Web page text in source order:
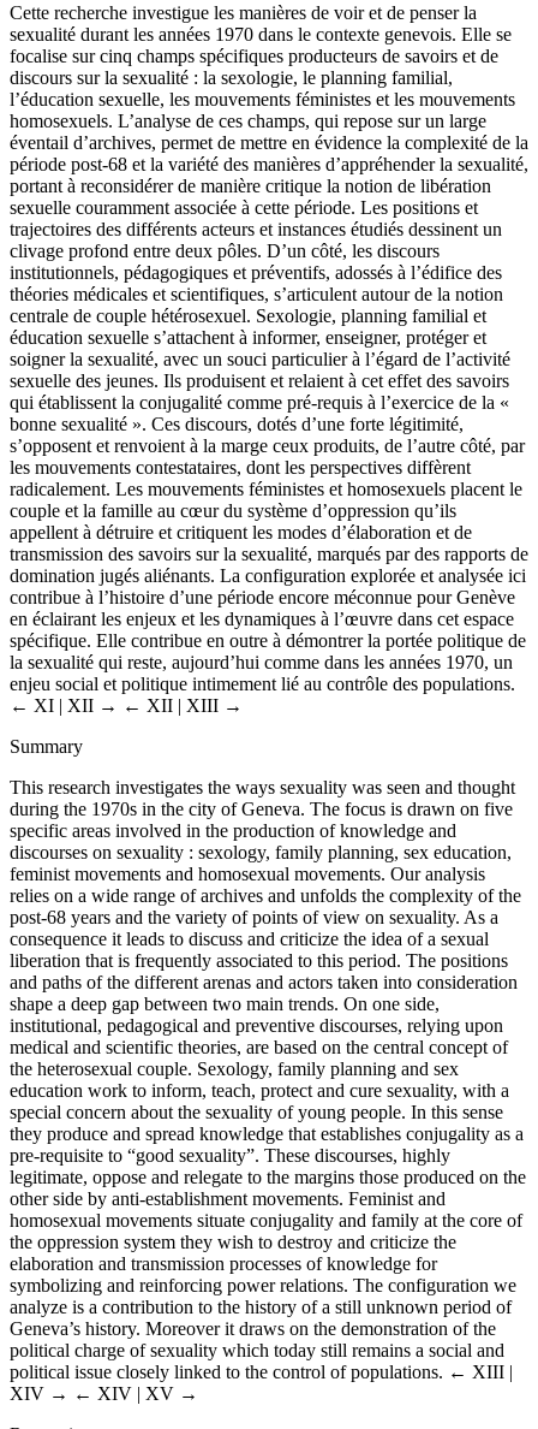
Cette recherche investigue les manières de voir et de penser la
sexualité durant les années 1970 dans le contexte genevois. Elle se
focalise sur cinq champs spécifiques producteurs de savoirs et de
discours sur la sexualité : la sexologie, le planning familial,
l’éducation sexuelle, les mouvements féministes et les mouvements
homosexuels. L’analyse de ces champs, qui repose sur un large
éventail d’archives, permet de mettre en évidence la complexité de la
période post-68 et la variété des manières d’appréhender la sexualité,
portant à reconsidérer de manière critique la notion de libération
sexuelle couramment associée à cette période. Les positions et
trajectoires des différents acteurs et instances étudiés dessinent un
clivage profond entre deux pôles. D’un côté, les discours
institutionnels, pédagogiques et préventifs, adossés à l’édifice des
théories médicales et scientifiques, s’articulent autour de la notion
centrale de couple hétérosexuel. Sexologie, planning familial et
éducation sexuelle s’attachent à informer, enseigner, protéger et
soigner la sexualité, avec un souci particulier à l’égard de l’activité
sexuelle des jeunes. Ils produisent et relaient à cet effet des savoirs
qui établissent la conjugalité comme pré-requis à l’exercice de la «
bonne sexualité ». Ces discours, dotés d’une forte légitimité,
s’opposent et renvoient à la marge ceux produits, de l’autre côté, par
les mouvements contestataires, dont les perspectives diffèrent
radicalement. Les mouvements féministes et homosexuels placent le
couple et la famille au cœur du système d’oppression qu’ils
appellent à détruire et critiquent les modes d’élaboration et de
transmission des savoirs sur la sexualité, marqués par des rapports de
domination jugés aliénants. La configuration explorée et analysée ici
contribue à l’histoire d’une période encore méconnue pour Genève
en éclairant les enjeux et les dynamiques à l’œuvre dans cet espace
spécifique. Elle contribue en outre à démontrer la portée politique de
la sexualité qui reste, aujourd’hui comme dans les années 1970, un
enjeu social et politique intimement lié au contrôle des populations.
← XI | XII → ← XII | XIII →
Summary
This research investigates the ways sexuality was seen and thought
during the 1970s in the city of Geneva. The focus is drawn on five
specific areas involved in the production of knowledge and
discourses on sexuality : sexology, family planning, sex education,
feminist movements and homosexual movements. Our analysis
relies on a wide range of archives and unfolds the complexity of the
post-68 years and the variety of points of view on sexuality. As a
consequence it leads to discuss and criticize the idea of a sexual
liberation that is frequently associated to this period. The positions
and paths of the different arenas and actors taken into consideration
shape a deep gap between two main trends. On one side,
institutional, pedagogical and preventive discourses, relying upon
medical and scientific theories, are based on the central concept of
the heterosexual couple. Sexology, family planning and sex
education work to inform, teach, protect and cure sexuality, with a
special concern about the sexuality of young people. In this sense
they produce and spread knowledge that establishes conjugality as a
pre-requisite to “good sexuality”. These discourses, highly
legitimate, oppose and relegate to the margins those produced on the
other side by anti-establishment movements. Feminist and
homosexual movements situate conjugality and family at the core of
the oppression system they wish to destroy and criticize the
elaboration and transmission processes of knowledge for
symbolizing and reinforcing power relations. The configuration we
analyze is a contribution to the history of a still unknown period of
Geneva’s history. Moreover it draws on the demonstration of the
political charge of sexuality which today still remains a social and
political issue closely linked to the control of populations. ← XIII |
XIV → ← XIV | XV →